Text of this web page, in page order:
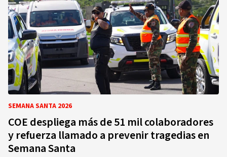
SEMANA SANTA 2026
COE despliega más de 51 mil colaboradores
y refuerza llamado a prevenir tragedias en
Semana Santa